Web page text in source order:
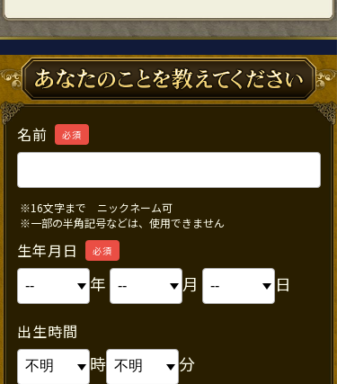
名前 必須
※16文字まで ニックネーム可
※一部の半角記号などは、使用できません
生年月日 必須
年 月 日
出生時間
時 分